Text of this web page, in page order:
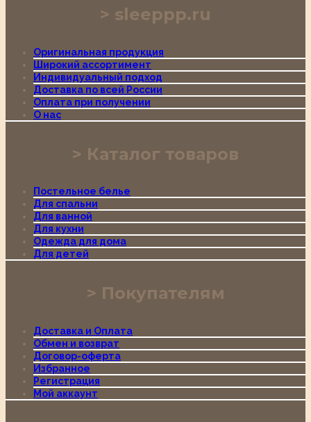
sleeppp.ru
Оригинальная продукция
Широкий ассортимент
Индивидуальный подход
Доставка по всей России
Оплата при получении
О нас
Каталог товаров
Постельное белье
Для спальни
Для ванной
Для кухни
Одежда для дома
Для детей
Покупателям
Доставка и Оплата
Обмен и возврат
Договор-оферта
Избранное
Регистрация
Мой аккаунт